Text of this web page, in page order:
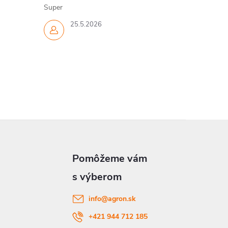
25.5.2026
Super
info@agron.sk
+421 944 712 185